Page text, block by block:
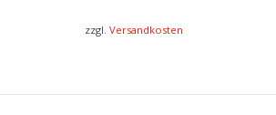
zzgl. Versandkosten